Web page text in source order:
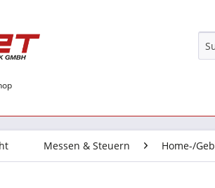
Messen & Steuern Home-/